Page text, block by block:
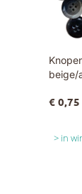
beige/
€ 0,75
in